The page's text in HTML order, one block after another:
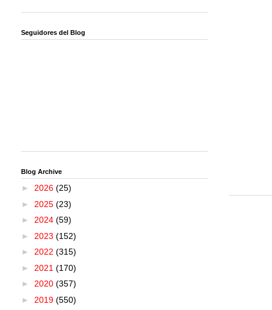
Seguidores del Blog
Blog Archive
► 2026 (25)
► 2025 (23)
► 2024 (59)
► 2023 (152)
► 2022 (315)
► 2021 (170)
► 2020 (357)
► 2019 (550)